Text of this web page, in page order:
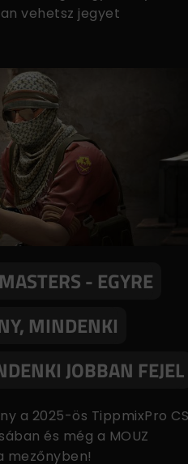
vehetsz jegyet
- EGYRE
MINDENKI
JOBBAN FEJEL
a 2025-ös TippmixPro
és még a MOUZ
mezőnyben!